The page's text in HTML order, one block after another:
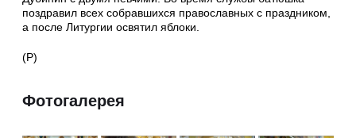
поздравил всех собравшихся православных с праздником,
а после Литургии освятил яблоки.
(Р)
Фотогалерея